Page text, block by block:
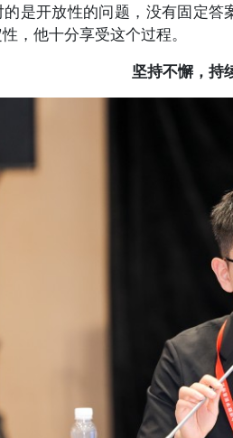
是开放性的问题，没有固定
，他十分享受这个过程。
坚持不懈，持